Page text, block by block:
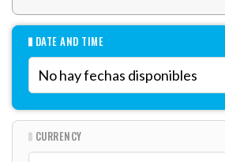
DATE AND TIME
CURRENCY